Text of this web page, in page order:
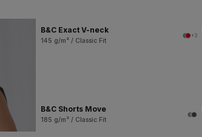
B&C Exact V-neck
145 g/m² / Classic Fit
+3
B&C Shorts Move
185 g/m² / Classic Fit